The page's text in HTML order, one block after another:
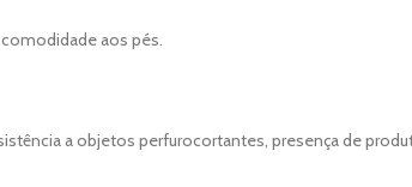
aos pés.
a objetos perfurocortantes, presença de